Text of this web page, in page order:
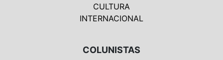
CULTURA
INTERNACIONAL
COLUNISTAS